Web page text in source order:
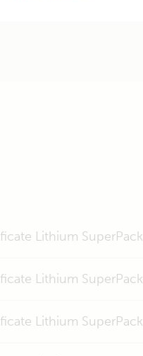
Lithium
Lithium
Lithium